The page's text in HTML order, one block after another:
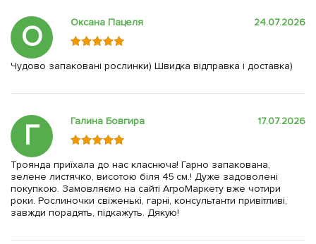
О Оксана Пацеля 24.07.2026
Чудово запаковані рослинки) Швидка відправка і доставка)
Г Галина Бовгира 17.07.2026
Троянда приїхала до нас класнюча! Гарно запакована,
зелене листячко, висотою біля 45 см.! Дуже задоволені
покупкою. Замовляємо на сайті АгроМаркету вже чотири
роки. Рослиночки свіженькі, гарні, консультанти привітливі,
завжди порадять, підкажуть. Дякую!